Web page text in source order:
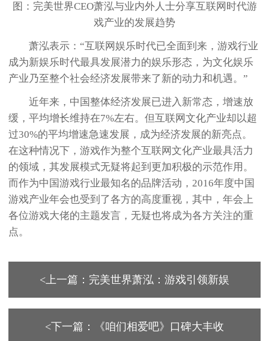
图：完美世界CEO萧泓与业内外人士分享互联网时代游
戏产业的发展趋势
萧泓表示：“互联网娱乐时代已全面到来，游戏行业
成为新娱乐时代最具发展潜力的娱乐形态，为文化娱乐
产业乃至整个社会经济发展带来了新的动力和机遇。”
近年来，中国整体经济发展已进入新常态，增速放
缓，平均增长维持在7%左右。但互联网文化产业却以超
过30%的平均增速急速发展，成为经济发展的新亮点。
在这种情况下，游戏作为整个互联网文化产业最具活力
的领域，其发展模式无疑将起到更加积极的示范作用。
而作为中国游戏行业最知名的品牌活动，2016年度中国
游戏产业年会也受到了各方的高度重视，其中，年会上
各位游戏大佬的主题发言，无疑也将成为各方关注的重
点。
<上一篇：完美世界萧泓：游戏引领新娱
<下一篇：《咱们相爱吧》口碑大丰收